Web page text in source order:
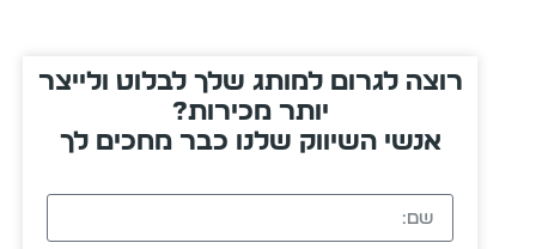
רוצה לגרום למותג שלך לבלוט ולייצר
יותר מכירות?
אנשי השיווק שלנו כבר מחכים לך